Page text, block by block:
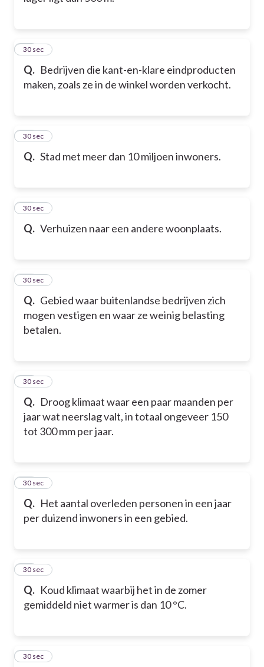
Q. Bedrijven die kant-en-klare eindproducten
maken, zoals ze in de winkel worden verkocht.
11
30 sec
Q. Stad met meer dan 10 miljoen inwoners.
12
30 sec
Q. Verhuizen naar een andere woonplaats.
13
30 sec
Q. Gebied waar buitenlandse bedrijven zich
mogen vestigen en waar ze weinig belasting
betalen.
14
30 sec
Q. Droog klimaat waar een paar maanden per
jaar wat neerslag valt, in totaal ongeveer 150
tot 300 mm per jaar.
15
30 sec
Q. Het aantal overleden personen in een jaar
per duizend inwoners in een gebied.
16
30 sec
Q. Koud klimaat waarbij het in de zomer
gemiddeld niet warmer is dan 10 °C.
17
30 sec
18
30 sec